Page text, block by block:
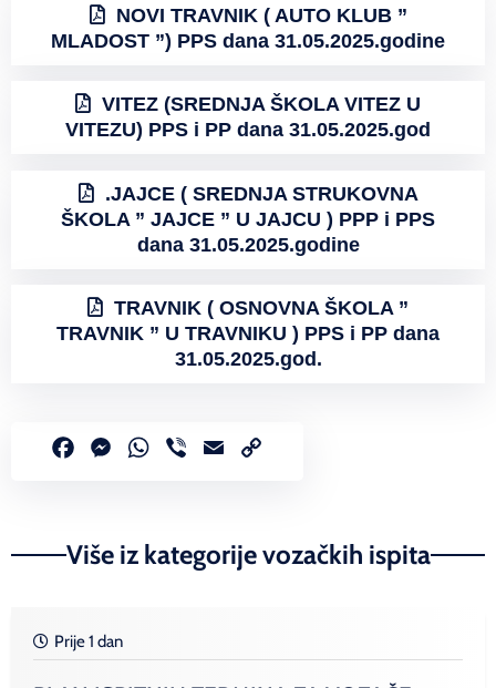
NOVI TRAVNIK ( AUTO KLUB ”
MLADOST ”) PPS dana 31.05.2025.godine
VITEZ (SREDNJA ŠKOLA VITEZ U
VITEZU) PPS i PP dana 31.05.2025.god
.JAJCE ( SREDNJA STRUKOVNA
ŠKOLA ” JAJCE ” U JAJCU ) PPP i PPS
dana 31.05.2025.godine
TRAVNIK ( OSNOVNA ŠKOLA ”
TRAVNIK ” U TRAVNIKU ) PPS i PP dana
31.05.2025.god.
FacebookMessenger
WhatsApp
Viber Email
Više iz kategorije vozačkih ispita
Prije 1 dan